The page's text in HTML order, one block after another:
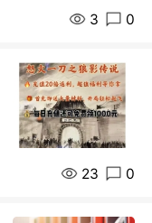
3 0
23 0